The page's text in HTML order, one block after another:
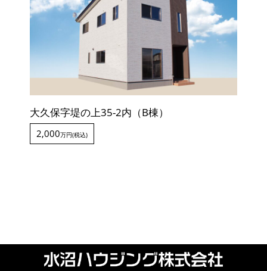
大久保字堤の上35-2内（B棟）
2,000万円(税込)